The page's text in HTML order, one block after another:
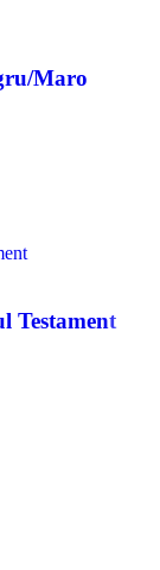
Maro
Testament